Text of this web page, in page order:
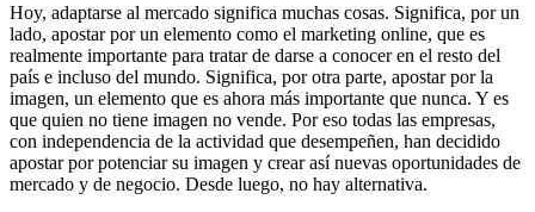
Hoy, adaptarse al mercado significa muchas cosas. Significa, por un
lado, apostar por un elemento como el marketing online, que es
realmente importante para tratar de darse a conocer en el resto del
país e incluso del mundo. Significa, por otra parte, apostar por la
imagen, un elemento que es ahora más importante que nunca. Y es
que quien no tiene imagen no vende. Por eso todas las empresas,
con independencia de la actividad que desempeñen, han decidido
apostar por potenciar su imagen y crear así nuevas oportunidades de
mercado y de negocio. Desde luego, no hay alternativa.